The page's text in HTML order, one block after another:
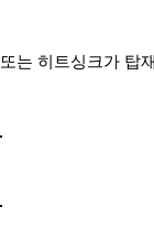
또는 히트싱크가 탑